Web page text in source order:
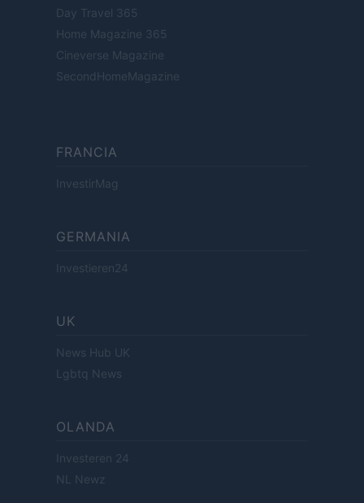
Day Travel 365
Home Magazine 365
Cineverse Magazine
SecondHomeMagazine
FRANCIA
InvestirMag
GERMANIA
Investieren24
UK
News Hub UK
Lgbtq News
OLANDA
Investeren 24
NL Newz